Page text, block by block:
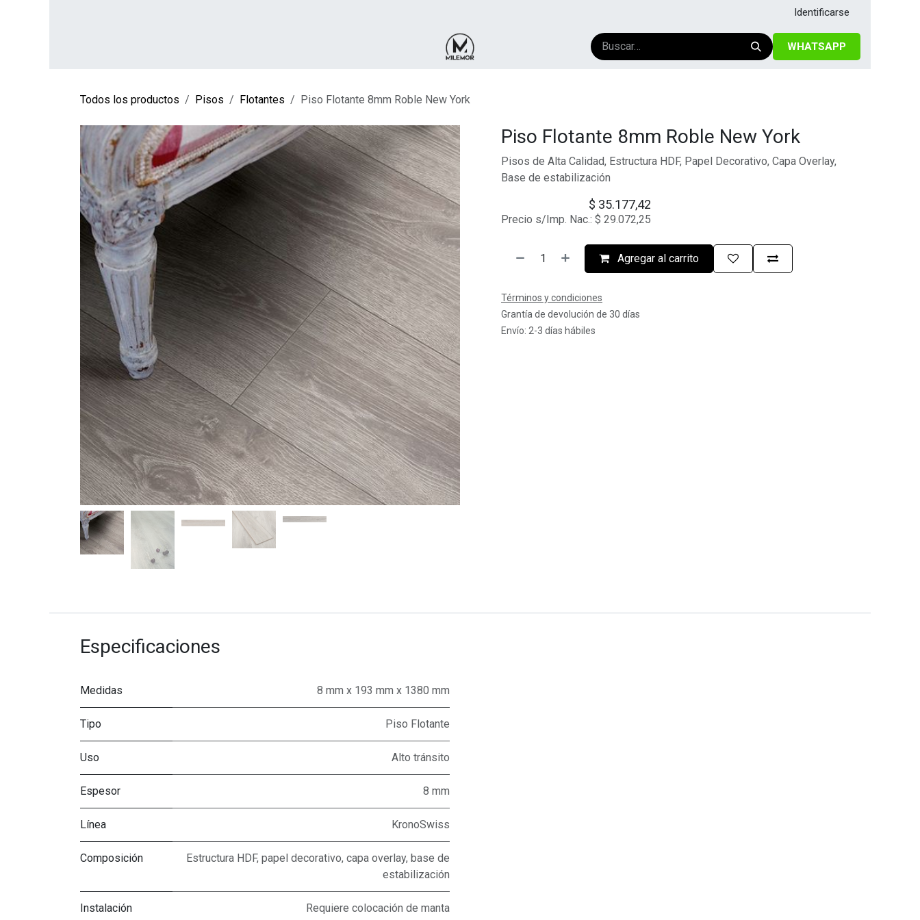
Identificarse
WHATSAPP
Todos los productos Pisos Flotantes Piso Flotante 8mm Roble New York
Piso Flotante 8mm Roble New York
Pisos de Alta Calidad, Estructura HDF, Papel Decorativo, Capa Overlay,
Base de estabilización
$ 35.177,42
Precio s/Imp. Nac.: $ 29.072,25
Agregar al carrito
Términos y condiciones
Grantía de devolución de 30 días
Envío: 2-3 días hábiles
Especificaciones
Medidas 8 mm x 193 mm x 1380 mm
Tipo Piso Flotante
Uso Alto tránsito
Espesor 8 mm
Línea KronoSwiss
Composición
Estructura HDF, papel decorativo, capa overlay, base de
estabilización
Instalación Requiere colocación de manta